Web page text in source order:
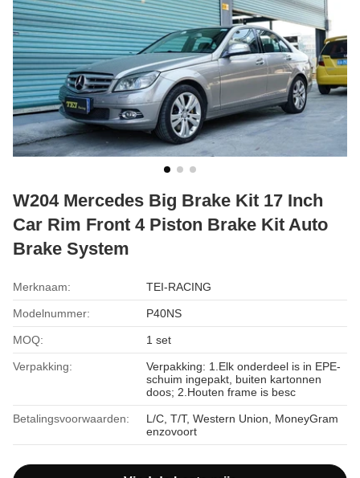
W204 Mercedes Big Brake Kit 17 Inch
Car Rim Front 4 Piston Brake Kit Auto
Brake System
Merknaam: TEI-RACING
Modelnummer: P40NS
MOQ: 1 set
Verpakking:
Verpakking: 1.Elk onderdeel is in EPE-
schuim ingepakt, buiten kartonnen
doos; 2.Houten frame is besc
Betalingsvoorwaarden:
L/C, T/T, Western Union, MoneyGram
enzovoort